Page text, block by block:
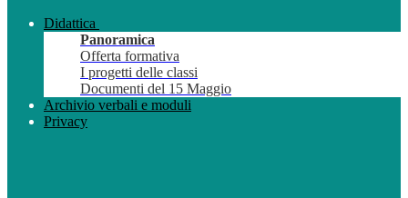
Didattica
Panoramica
Offerta formativa
I progetti delle classi
Documenti del 15 Maggio
Archivio verbali e moduli
Privacy